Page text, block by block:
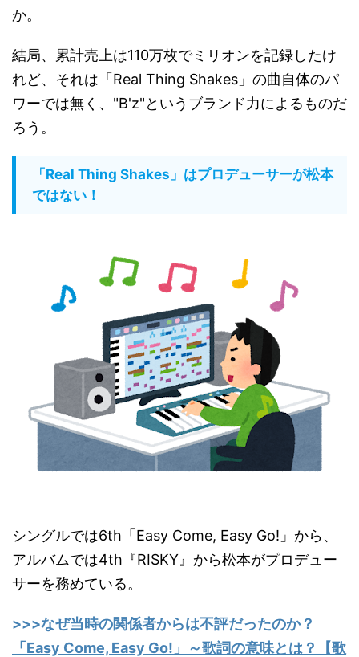
か。
結局、累計売上は110万枚でミリオンを記録したけ
れど、それは「Real Thing Shakes」の曲自体のパ
ワーでは無く、"B'z"というブランド力によるものだ
ろう。
「Real Thing Shakes」はプロデューサーが松本
ではない！
シングルでは6th「Easy Come, Easy Go!」から、
アルバムでは4th『RISKY』から松本がプロデュー
サーを務めている。
>>>なぜ当時の関係者からは不評だったのか？
「Easy Come, Easy Go!」～歌詞の意味とは？【歌